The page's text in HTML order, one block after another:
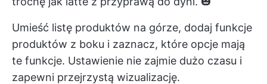
Umieść listę produktów na górze, dodaj funkcje
produktów z boku i zaznacz, które opcje mają
te funkcje. Ustawienie nie zajmie dużo czasu i
zapewni przejrzystą wizualizację.